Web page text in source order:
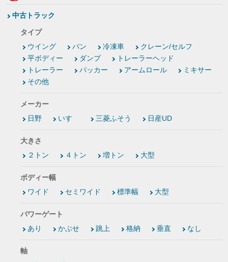
中古トラック
タイプ
ウイング
バン 冷凍車
クレーン/セルフ
平ボディー
ダンプ
トレーラーヘッド
トレーラー
パッカー アームロール
ミキサー
その他
メーカー
日野
いすゞ 三菱ふそう 日産UD
大きさ
２トン
４トン 増トン 大型
ボディー幅
ワイド
セミワイド 標準幅 大型
パワーゲート
あり
かぶせ 跳上 格納 垂直 なし
軸